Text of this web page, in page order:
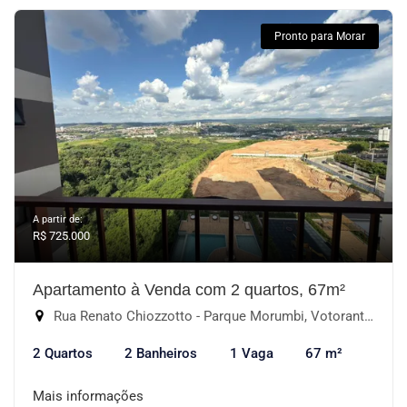
Pronto para Morar
A partir de:
R$ 725.000
Apartamento à Venda com 2 quartos, 67m²
Rua Renato Chiozzotto - Parque Morumbi, Votorantim-SP
2 Quartos 2 Banheiros 1 Vaga 67 m²
Mais informações